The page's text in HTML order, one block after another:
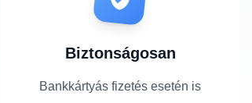
Biztonságosan
Bankkártyás fizetés esetén is